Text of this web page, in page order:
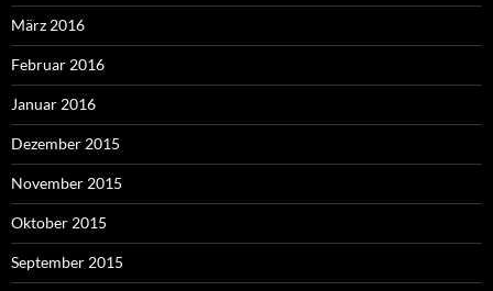
März 2016
Februar 2016
Januar 2016
Dezember 2015
November 2015
Oktober 2015
September 2015